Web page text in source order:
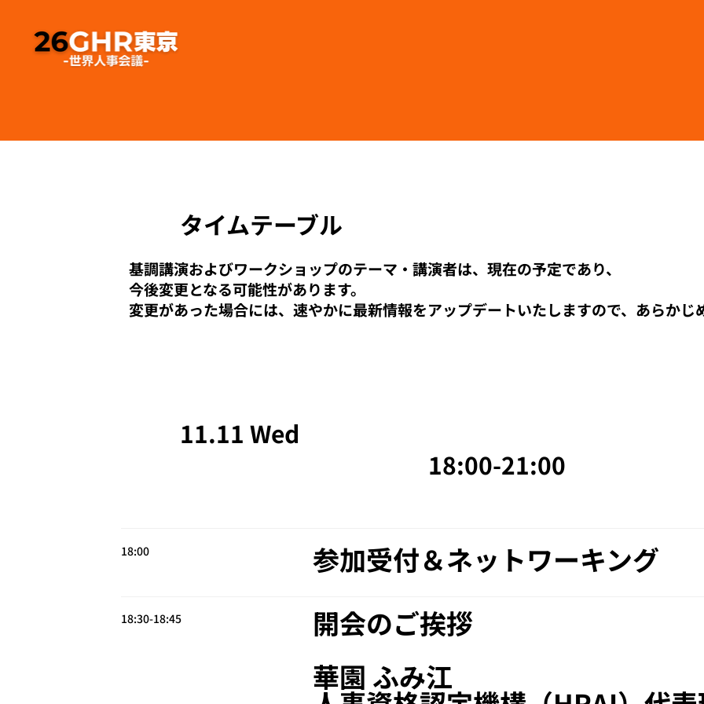
タイムテーブル
基調講演およびワークショップのテーマ・講演者は、現在の予定であり、
今後変更となる可能性があります。
変更があった場合には、速やかに最新情報をアップデートいたしますので、あらかじ
18:00 参加受付＆ネットワーキング
18:30-18:45
開会のご挨拶​
華園 ふみ江​
11.11 Wed
18:00-21:00